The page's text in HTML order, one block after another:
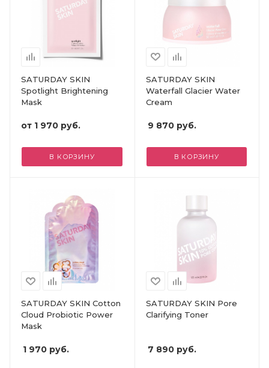
SATURDAY SKIN
Spotlight Brightening
Mask
от 1 970 руб.
В КОРЗИНУ
SATURDAY SKIN
Waterfall Glacier Water
Cream
9 870руб.
В КОРЗИНУ
SATURDAY SKIN Cotton
Cloud Probiotic Power
Mask
1 970 руб.
SATURDAY SKIN Pore
Clarifying Toner
7 890руб.